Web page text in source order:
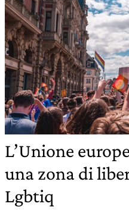
L’Unione
una zona di
Lgbtiq